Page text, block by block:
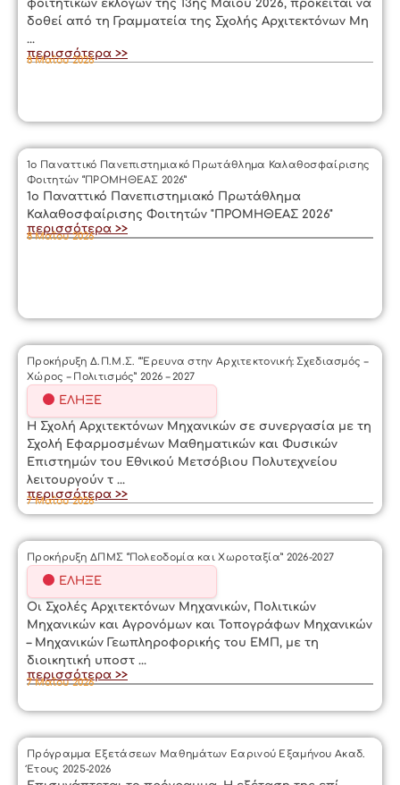
φοιτητικών εκλογών της 13ης Μαΐου 2026, πρόκειται να
δοθεί από τη Γραμματεία της Σχολής Αρχιτεκτόνων Μη
...
περισσότερα >>
8 Μαΐου 2026
1ο Παναττικό Πανεπιστημιακό Πρωτάθλημα Καλαθοσφαίρισης
Φοιτητών “ΠΡΟΜΗΘΕΑΣ 2026”
1ο Παναττικό Πανεπιστημιακό Πρωτάθλημα
Καλαθοσφαίρισης Φοιτητών "ΠΡΟΜΗΘΕΑΣ 2026"
περισσότερα >>
8 Μαΐου 2026
Προκήρυξη Δ.Π.Μ.Σ. “‘Ερευνα στην Αρχιτεκτονική: Σχεδιασμός –
Χώρος – Πολιτισμός” 2026 – 2027
ΈΛΗΞΕ
Η Σχολή Αρχιτεκτόνων Μηχανικών σε συνεργασία με τη
Σχολή Εφαρμοσμένων Μαθηματικών και Φυσικών
Επιστημών του Εθνικού Μετσόβιου Πολυτεχνείου
λειτουργούν τ ...
περισσότερα >>
7 Μαΐου 2026
Προκήρυξη ΔΠΜΣ “Πολεοδομία και Χωροταξία” 2026-2027
ΈΛΗΞΕ
Οι Σχολές Αρχιτεκτόνων Μηχανικών, Πολιτικών
Μηχανικών και Αγρονόμων και Τοπογράφων Μηχανικών
– Μηχανικών Γεωπληροφορικής του ΕΜΠ, με τη
διοικητική υποστ ...
περισσότερα >>
7 Μαΐου 2026
Πρόγραμμα Εξετάσεων Μαθημάτων Εαρινού Εξαμήνου Ακαδ.
Έτους 2025-2026